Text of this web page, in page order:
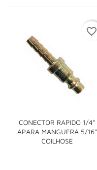
CONECTOR RAPIDO 1/4"
APARA MANGUERA 5/16"
COILHOSE
favorite_border